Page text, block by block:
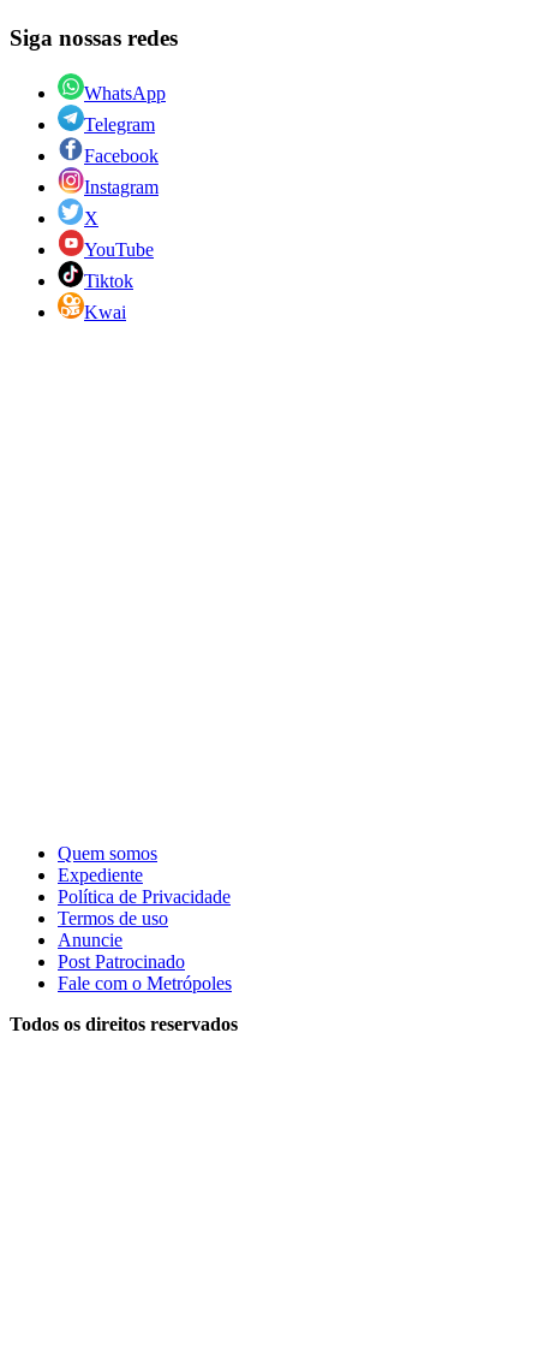
Siga nossas redes
WhatsApp
Telegram
Facebook
Instagram
X
YouTube
Tiktok
Kwai
Quem somos
Expediente
Política de Privacidade
Termos de uso
Anuncie
Post Patrocinado
Fale com o Metrópoles
Todos os direitos reservados